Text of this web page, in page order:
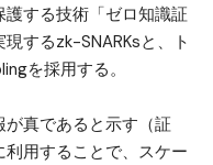
する技術「ゼロ知識証
するzk-SNARKsと、ト
を採用する。
真であると示す（証
用することで、スケー